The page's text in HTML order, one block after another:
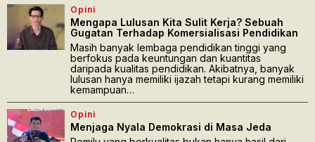
Opini
Mengapa Lulusan Kita Sulit Kerja? Sebuah
Gugatan Terhadap Komersialisasi Pendidikan
Masih banyak lembaga pendidikan tinggi yang
berfokus pada keuntungan dan kuantitas
daripada kualitas pendidikan. Akibatnya, banyak
lulusan hanya memiliki ijazah tetapi kurang memiliki
kemampuan…
Opini
Menjaga Nyala Demokrasi di Masa Jeda